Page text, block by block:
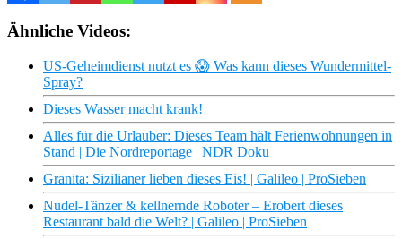
Ähnliche Videos:
US-Geheimdienst nutzt es 😱 Was kann dieses Wundermittel-
Spray?
Dieses Wasser macht krank!
Alles für die Urlauber: Dieses Team hält Ferienwohnungen in
Stand | Die Nordreportage | NDR Doku
Granita: Sizilianer lieben dieses Eis! | Galileo | ProSieben
Nudel-Tänzer & kellnernde Roboter – Erobert dieses
Restaurant bald die Welt? | Galileo | ProSieben